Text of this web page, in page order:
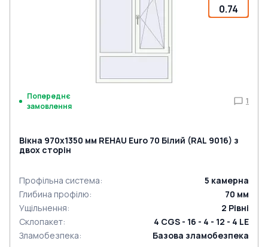
0.74
Попереднє
замовлення
1
Вікна 970x1350 мм REHAU Euro 70 Білий (RAL 9016) з
двох сторін
Профільна система: 5 камерна
Глибина профілю: 70 мм
Ущільнення: 2 Рівні
Склопакет:
4 CGS - 16 - 4 - 12 - 4 LE
Зламобезпека: Базова зламобезпека